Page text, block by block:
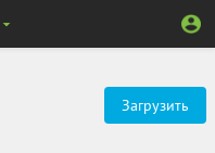
Загрузить